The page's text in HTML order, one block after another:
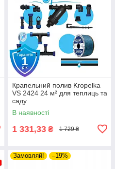
Крапельний полив Krоpelka
VS 2424 24 м² для теплиць та
саду
В наявності
1 331,33 ₴ 1 729 ₴
Замовляй! –19%